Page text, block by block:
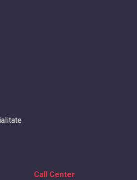
Call Center